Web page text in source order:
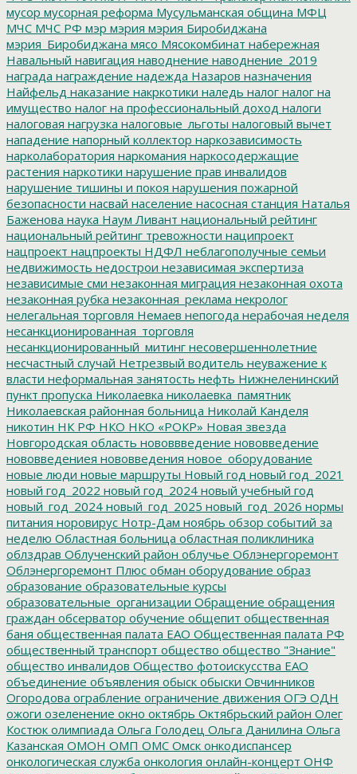
мусор мусорная реформа Мусульманская община МФЦ
МЧС МЧС РФ мэр мэрия мэрия Биробиджана
мэрия_Биробиджана мясо Мясокомбинат набережная
Навальный навигация наводнение наводнение_2019
награда награждение надежда Назаров назначения
Найфельд наказание накркотики наледь налог налог на
имущество налог на профессиональный доход налоги
налоговая нагрузка налоговые_льготы налоговый вычет
нападение напорный коллектор наркозависимость
нарколаборатория наркомания наркосодержащие
растения наркотики нарушение прав инвалидов
нарушение тишины и покоя нарушения пожарной
безопасности насвай население насосная станция Наталья
Баженова наука Наум Ливант национальный рейтинг
национальный рейтинг тревожности наципроект
нацпроект нацпроекты НДФЛ неблагополучные семьи
недвижимость недострои независимая экспертиза
независимые сми незаконная миграция незаконная охота
незаконная рубка незаконная_реклама некролог
нелегальная торговля Немаев непогода нерабочая неделя
несанкционированная_торговля
несанкционированный_митинг несовершеннолетние
несчастный случай Нетрезвый водитель неуважение к
власти неформальная занятость нефть Нижнеленинский
пункт пропуска Николаевка николаевка_памятник
Николаевская районная больница Николай Канделя
никотин НК РФ НКО НКО «РОКР» Новая звезда
Новгородская область нововвведение нововведение
нововведениея нововведения новое_оборудование
новые люди новые маршруты Новый год новый год_2021
новый год_2022 новый год_2024 новый учебный год
новый_год_2024 новый_год_2025 новый_год_2026 нормы
питания норовирус Нотр-Дам ноябрь обзор событий за
неделю Областная больница областная поликлиника
облздрав Облученский район облучье Облэнергоремонт
Облэнергоремонт Плюс обман оборудование образ
образование образовательные курсы
образовательные_организации Обращение обращения
граждан обсерватор обучение общепит общественная
баня общественная палата ЕАО Общественная палата РФ
общественный транспорт общество общество "Знание"
общество инвалидов Общество фотоискусства ЕАО
объединение объявления обыск обыски Овчинников
Огородова ограбление ограничение движения ОГЭ ОДН
ожоги озеленение окно октябрь Октябрьский район Олег
Костюк олимпиада Ольга Голодец Ольга Данилина Ольга
Казанская ОМОН ОМП ОМС Омск онкодиспансер
онкологическая служба онкология онлайн-концерт ОНФ